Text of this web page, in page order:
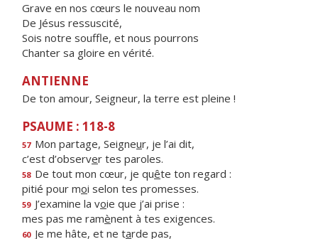
Grave en nos cœurs le nouveau nom
De Jésus ressuscité,
Sois notre souffle, et nous pourrons
Chanter sa gloire en vérité.
ANTIENNE
De ton amour, Seigneur, la terre est pleine !
PSAUME : 118-8
57 Mon partage, Seigneur, je l’ai dit,
c’est d’observer tes paroles.
58 De tout mon cœur, je quête ton regard :
pitié pour moi selon tes promesses.
59 J’examine la voie que j’ai prise :
mes pas me ramènent à tes exigences.
60 Je me hâte, et ne tarde pas,